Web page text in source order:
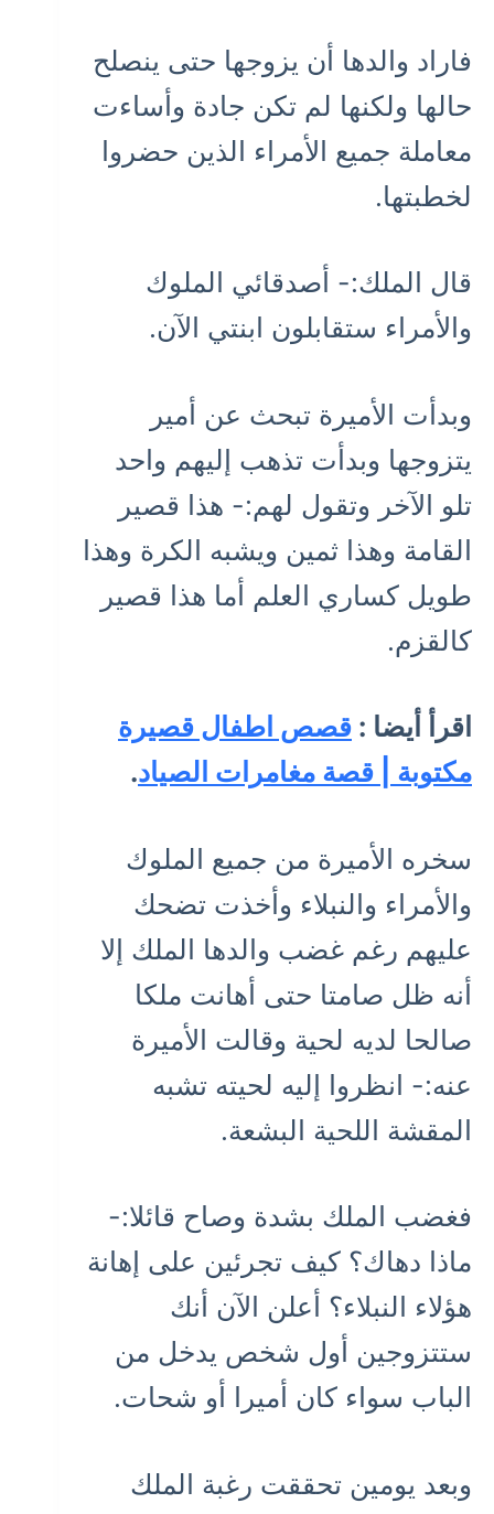
فاراد والدها أن يزوجها حتى ينصلح
حالها ولكنها لم تكن جادة وأساءت
معاملة جميع الأمراء الذين حضروا
لخطبتها.
قال الملك:- أصدقائي الملوك
والأمراء ستقابلون ابنتي الآن.
وبدأت الأميرة تبحث عن أمير
يتزوجها وبدأت تذهب إليهم واحد
تلو الآخر وتقول لهم:- هذا قصير
القامة وهذا ثمين ويشبه الكرة وهذا
طويل كساري العلم أما هذا قصير
كالقزم.
اقرأ أيضا : قصص اطفال قصيرة
مكتوبة | قصة مغامرات الصياد.
سخره الأميرة من جميع الملوك
والأمراء والنبلاء وأخذت تضحك
عليهم رغم غضب والدها الملك إلا
أنه ظل صامتا حتى أهانت ملكا
صالحا لديه لحية وقالت الأميرة
عنه:- انظروا إليه لحيته تشبه
المقشة اللحية البشعة.
فغضب الملك بشدة وصاح قائلا:-
ماذا دهاك؟ كيف تجرئين على إهانة
هؤلاء النبلاء؟ أعلن الآن أنك
ستتزوجين أول شخص يدخل من
الباب سواء كان أميرا أو شحات.
وبعد يومين تحققت رغبة الملك